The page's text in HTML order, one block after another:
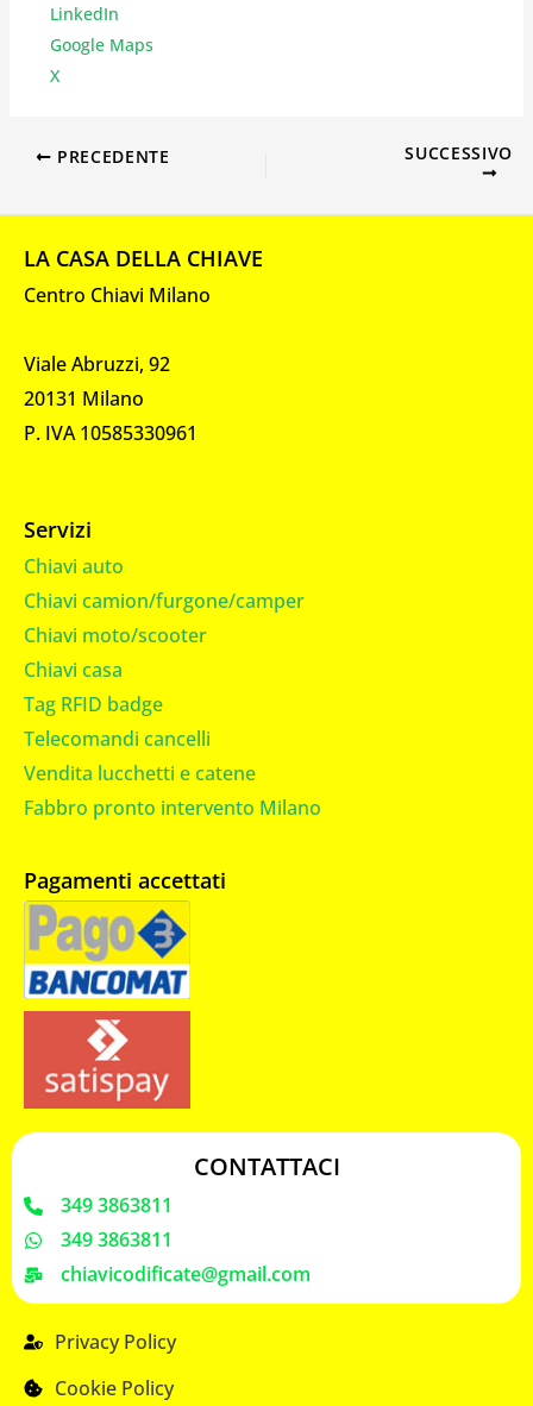
LinkedIn
Google Maps
X
PRECEDENTE SUCCESSIVO
LA CASA DELLA CHIAVE
Centro Chiavi Milano
Viale Abruzzi, 92
20131 Milano
P. IVA 10585330961
Servizi
Chiavi auto
Chiavi camion/furgone/camper
Chiavi moto/scooter
Chiavi casa
Tag RFID badge
Telecomandi cancelli
Vendita lucchetti e catene
Fabbro pronto intervento Milano
Pagamenti accettati
CONTATTACI
349 3863811
349 3863811
chiavicodificate@gmail.com
Privacy Policy
Cookie Policy